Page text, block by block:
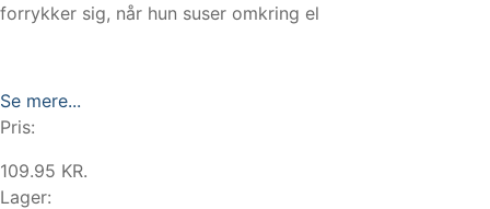
forrykker sig, når hun suser omkring el
Se mere...
Pris:
109.95 KR.
Lager: